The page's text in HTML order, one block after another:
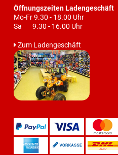
Öffnungszeiten Ladengeschäft
Mo-Fr 9.30 - 18.00 Uhr
Sa 9.30 - 16.00 Uhr
Zum Ladengeschäft